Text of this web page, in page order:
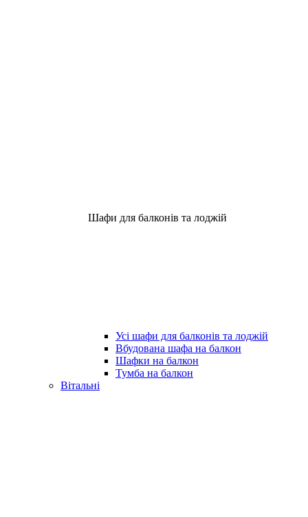
Шафи для балконів та лоджій
Усі шафи для балконів та лоджій
Вбудована шафа на балкон
Шафки на балкон
Тумба на балкон
Вітальні